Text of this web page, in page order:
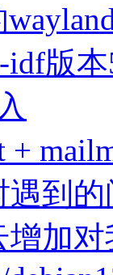
idf版
+
遇到
加